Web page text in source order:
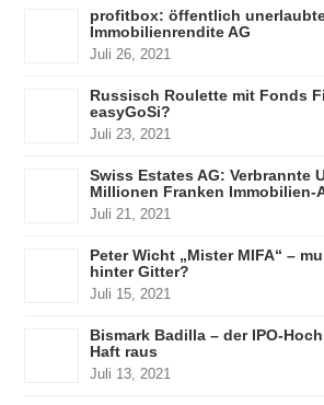
profitbox: öffentlich
Immobilienrendite AG
Juli 26, 2021
Russisch Roulette mit Fonds
easyGoSi?
Juli 23, 2021
Swiss Estates AG: Verbrannte
Millionen Franken Immobilien-
Juli 21, 2021
Peter Wicht „Mister MIFA“ –
hinter Gitter?
Juli 15, 2021
Bismark Badilla – der IPO-
Haft raus
Juli 13, 2021